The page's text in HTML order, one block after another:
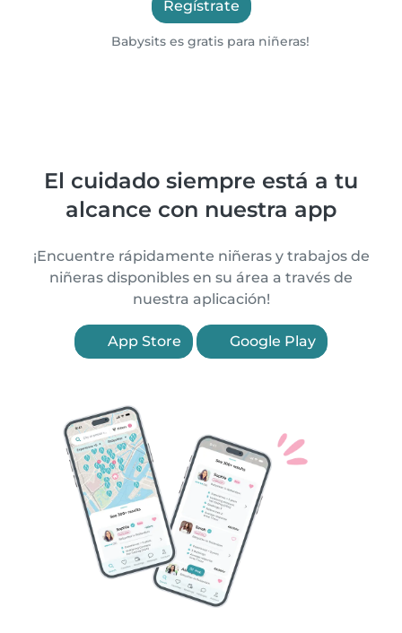
Regístrate
Babysits es gratis para niñeras!
El cuidado siempre está a tu
alcance con nuestra app
¡Encuentre rápidamente niñeras y trabajos de
niñeras disponibles en su área a través de
nuestra aplicación!
App Store Google Play